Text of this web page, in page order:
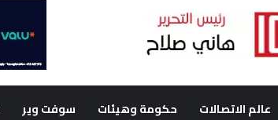
عالم الاتصالات حكومة وهيئات سوفت وير